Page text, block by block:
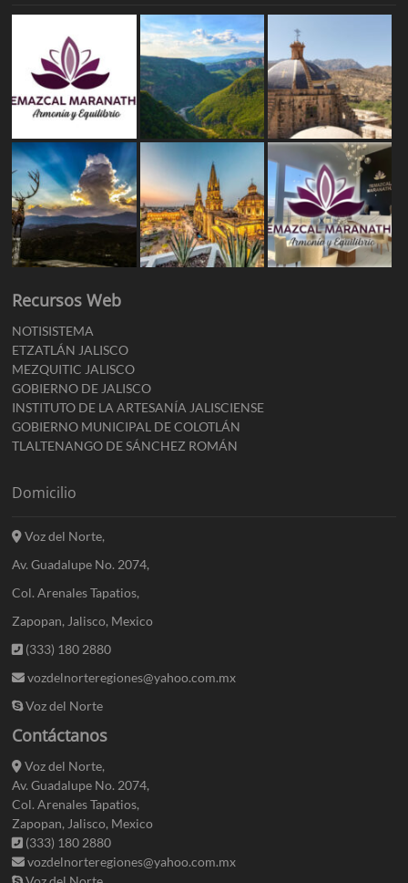
Recursos Web
NOTISISTEMA
ETZATLÁN JALISCO
MEZQUITIC JALISCO
GOBIERNO DE JALISCO
INSTITUTO DE LA ARTESANÍA JALISCIENSE
GOBIERNO MUNICIPAL DE COLOTLÁN
TLALTENANGO DE SÁNCHEZ ROMÁN
Domicilio
Voz del Norte,
Av. Guadalupe No. 2074,
Col. Arenales Tapatios,
Zapopan, Jalisco, Mexico
(333) 180 2880
vozdelnorteregiones@yahoo.com.mx
Voz del Norte
Contáctanos
Voz del Norte,
Av. Guadalupe No. 2074,
Col. Arenales Tapatios,
Zapopan, Jalisco, Mexico
(333) 180 2880
vozdelnorteregiones@yahoo.com.mx